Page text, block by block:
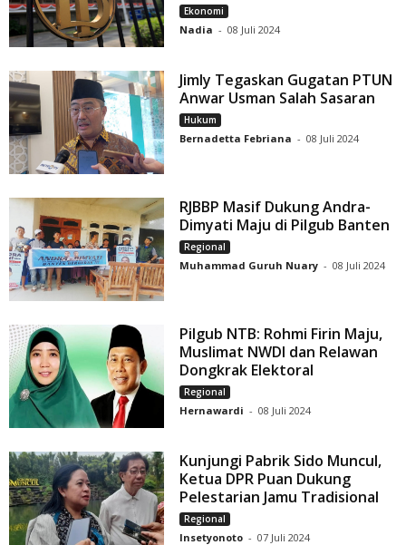
Ekonomi
Nadia - 08 Juli 2024
Jimly Tegaskan Gugatan PTUN
Anwar Usman Salah Sasaran
Hukum
Bernadetta Febriana - 08 Juli 2024
RJBBP Masif Dukung Andra-
Dimyati Maju di Pilgub Banten
Regional
Muhammad Guruh Nuary - 08 Juli 2024
Pilgub NTB: Rohmi Firin Maju,
Muslimat NWDI dan Relawan
Dongkrak Elektoral
Regional
Hernawardi - 08 Juli 2024
Kunjungi Pabrik Sido Muncul,
Ketua DPR Puan Dukung
Pelestarian Jamu Tradisional
Regional
Insetyonoto - 07 Juli 2024